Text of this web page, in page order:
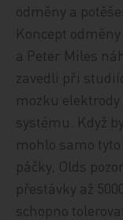
odměny a
Koncept
a Peter Miles
zavedli při
mozku
systému. Když
mohlo samo
páčky, Olds
přestávky až
schopno